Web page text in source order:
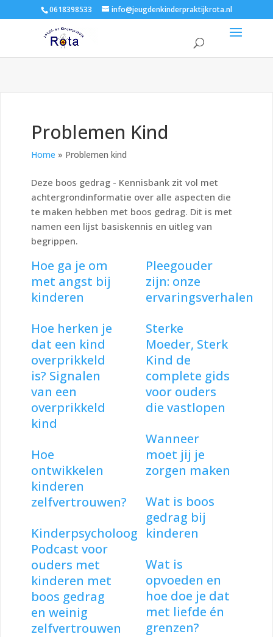
0618398533 info@jeugdenkinderpraktijkrota.nl
Problemen Kind
Home » Problemen kind
Deze boos gedrag - Kennisbank zit vol met
achtergrondinformatie over alle aspecten die
te maken hebben met boos gedrag. Dit is met
namen een lijst basiskennis en uitleg van
begrippen.
Hoe ga je om
met angst bij
kinderen
Hoe herken je
dat een kind
overprikkeld
is? Signalen
van een
overprikkeld
kind
Hoe
ontwikkelen
kinderen
zelfvertrouwen?
Kinderpsycholoog
Podcast voor
ouders met
kinderen met
boos gedrag
en weinig
zelfvertrouwen
Pleegouder
zijn: onze
ervaringsverhalen
Sterke
Moeder, Sterk
Kind de
complete gids
voor ouders
die vastlopen
Wanneer
moet jij je
zorgen maken
Wat is boos
gedrag bij
kinderen
Wat is
opvoeden en
hoe doe je dat
met liefde én
grenzen?